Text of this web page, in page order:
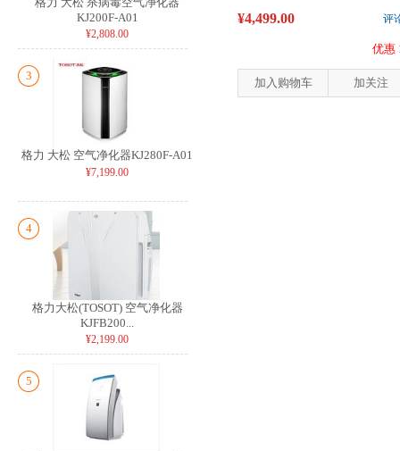
KJ200F-A01
¥2,808.00
3
格力 大松 空气净化器KJ280F-A01
¥7,199.00
4
格力大松(TOSOT) 空气净化器
KJFB200...
¥2,199.00
5
评
¥4,499.00
优惠
加入购物车 加关注